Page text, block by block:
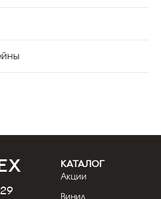
КАТАЛОГ
Акции
Винил